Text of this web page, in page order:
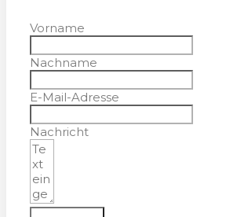
Vorname
Nachname
E-Mail-Adresse
Nachricht